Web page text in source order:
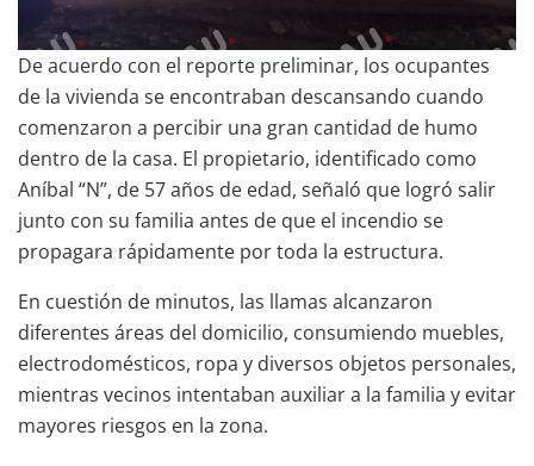
De acuerdo con el reporte preliminar, los ocupantes
de la vivienda se encontraban descansando cuando
comenzaron a percibir una gran cantidad de humo
dentro de la casa. El propietario, identificado como
Aníbal “N”, de 57 años de edad, señaló que logró salir
junto con su familia antes de que el incendio se
propagara rápidamente por toda la estructura.
En cuestión de minutos, las llamas alcanzaron
diferentes áreas del domicilio, consumiendo muebles,
electrodomésticos, ropa y diversos objetos personales,
mientras vecinos intentaban auxiliar a la familia y evitar
mayores riesgos en la zona.